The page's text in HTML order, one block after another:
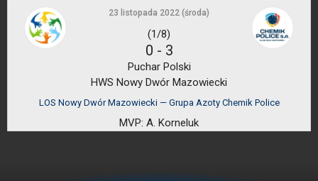
23 listopada 2022 (środa)
(1/8)
0 - 3
Puchar Polski
HWS Nowy Dwór Mazowiecki
LOS Nowy Dwór Mazowiecki — Grupa Azoty Chemik Police
MVP: A. Korneluk